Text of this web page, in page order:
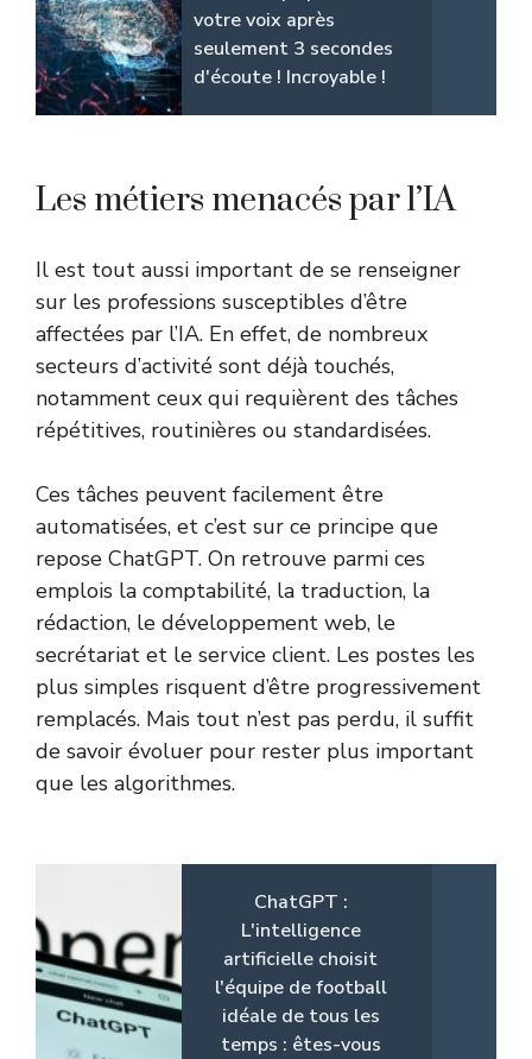
votre voix après
seulement 3 secondes
d'écoute ! Incroyable !
Les métiers menacés par l’IA
Il est tout aussi important de se renseigner
sur les professions susceptibles d’être
affectées par l’IA. En effet, de nombreux
secteurs d’activité sont déjà touchés,
notamment ceux qui requièrent des tâches
répétitives, routinières ou standardisées.
Ces tâches peuvent facilement être
automatisées, et c’est sur ce principe que
repose ChatGPT. On retrouve parmi ces
emplois la comptabilité, la traduction, la
rédaction, le développement web, le
secrétariat et le service client. Les postes les
plus simples risquent d’être progressivement
remplacés. Mais tout n’est pas perdu, il suffit
de savoir évoluer pour rester plus important
que les algorithmes.
ChatGPT :
L'intelligence
artificielle choisit
l'équipe de football
idéale de tous les
temps : êtes-vous